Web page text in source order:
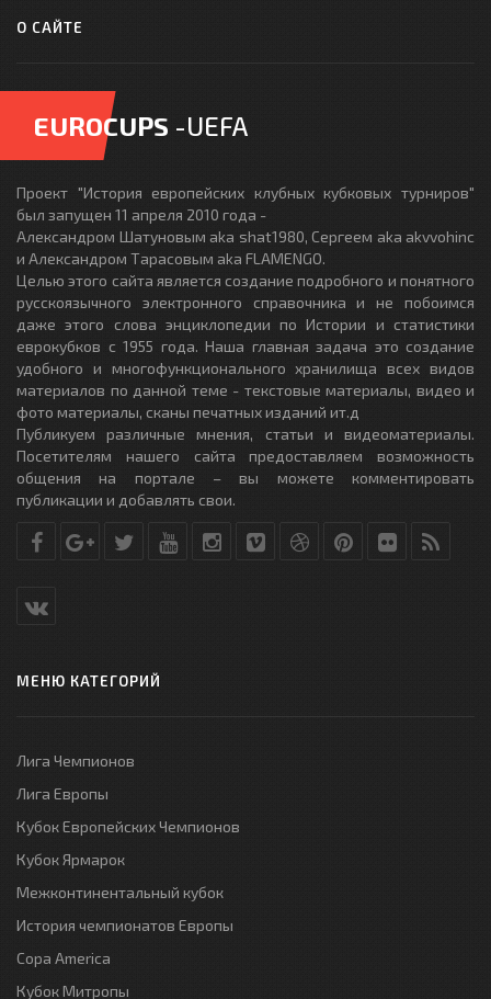
О САЙТЕ
EUROCUPS -UEFA
Проект "История европейских клубных кубковых турниров"
был запущен 11 апреля 2010 года -
Александром Шатуновым aka shat1980, Сергеем aka akvvohinc
и Александром Тарасовым aka FLAMENGO.
Целью этого сайта является создание подробного и понятного
русскоязычного электронного справочника и не побоимся
даже этого слова энциклопедии по Истории и статистики
еврокубков с 1955 года. Наша главная задача это создание
удобного и многофункционального хранилища всех видов
материалов по данной теме - текстовые материалы, видео и
фото материалы, сканы печатных изданий ит.д
Публикуем различные мнения, статьи и видеоматериалы.
Посетителям нашего сайта предоставляем возможность
общения на портале – вы можете комментировать
публикации и добавлять свои.
МЕНЮ КАТЕГОРИЙ
Лига Чемпионов
Лига Европы
Кубок Европейских Чемпионов
Кубок Ярмарок
Межконтинентальный кубок
История чемпионатов Европы
Copa America
Кубок Митропы